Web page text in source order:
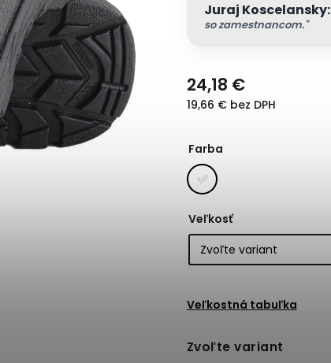
Juraj Koscelansky:
so zamestnancom."
24,18 €
19,66 € bez DPH
Farba
Veľkosť
Veľkostná tabuľka
Zvoľte variant